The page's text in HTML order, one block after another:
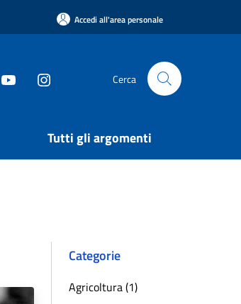
Accedi all'area personale
Cerca
Tutti gli argomenti
Categorie
Agricoltura (1)